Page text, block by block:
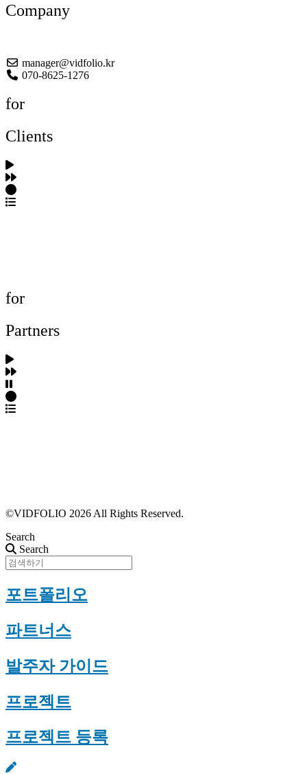
Company
manager@vidfolio.kr
070-8625-1276
for
Clients
for
Partners
©VIDFOLIO 2026 All Rights Reserved.
Search
Search
포트폴리오
파트너스
발주자 가이드
프로젝트
프로젝트 등록